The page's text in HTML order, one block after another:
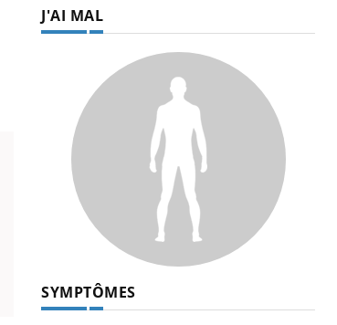
J'AI MAL
SYMPTÔMES